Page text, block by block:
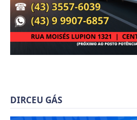
DIRCEU GÁS